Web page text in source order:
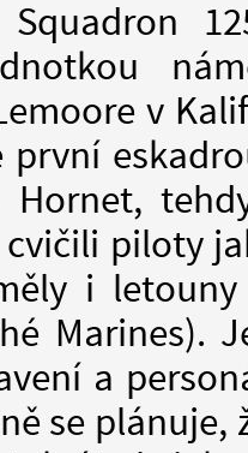
v
první
Hornet,
piloty
i
Marines).
a
se plánuje,